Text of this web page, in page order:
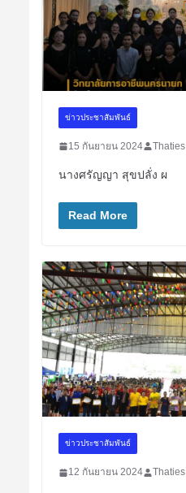
ข่าวประชาสัมพันธ์
15 กันยายน 2024 Thaties
นางศรัญญา สุขปลั่ง ผ
Read More
ข่าวประชาสัมพันธ์
12 กันยายน 2024 Thaties